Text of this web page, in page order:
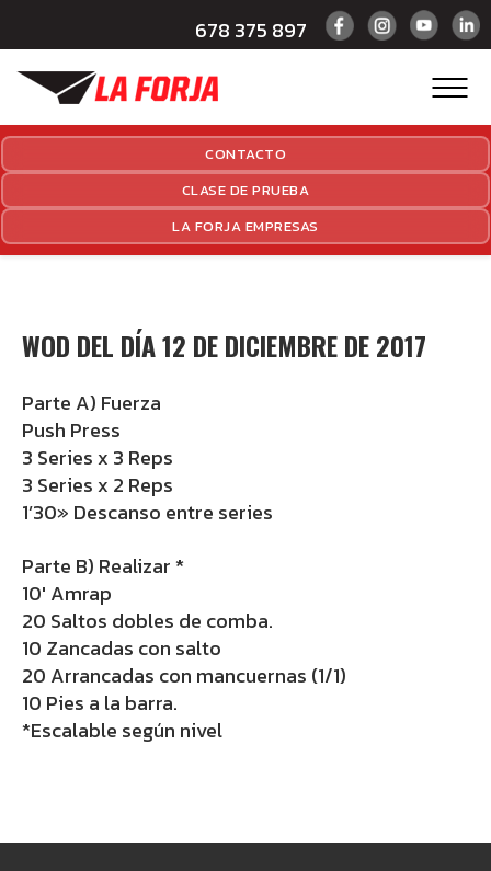
678 375 897
CONTACTO
CLASE DE PRUEBA
LA FORJA EMPRESAS
WOD DEL DÍA 12 DE DICIEMBRE DE 2017
Parte A) Fuerza
Push Press
3 Series x 3 Reps
3 Series x 2 Reps
1’30» Descanso entre series
Parte B) Realizar *
10′ Amrap
20 Saltos dobles de comba.
10 Zancadas con salto
20 Arrancadas con mancuernas (1/1)
10 Pies a la barra.
*Escalable según nivel